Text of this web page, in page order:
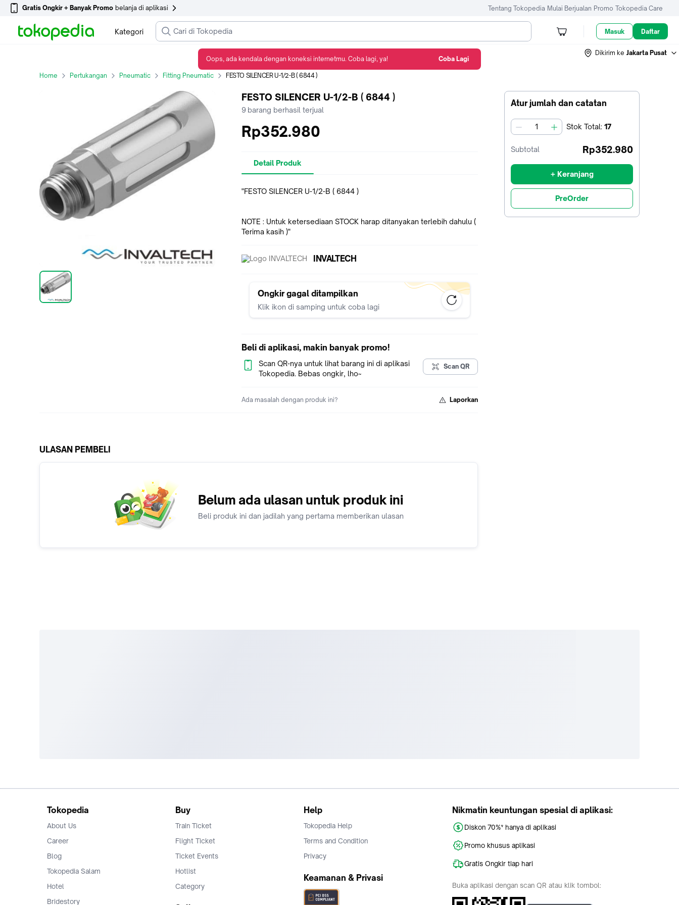
Gratis Ongkir + Banyak Promo belanja di aplikasi Tentang Tokopedia Mulai Berjualan Promo Tokopedia Care
Kategori Masuk Daftar
Dikirim ke Jakarta Pusat
Home Pertukangan Pneumatic Fitting Pneumatic FESTO SILENCER U-1/2-B ( 6844 )
Atur jumlah dan catatan
jumlah Stok Total: 17
Subtotal Rp352.980
+ Keranjang
PreOrder
FESTO SILENCER U-1/2-B ( 6844 )
9 barang berhasil terjual
Rp352.980
Detail Produk
"FESTO SILENCER U-1/2-B ( 6844 )
NOTE : Untuk ketersediaan STOCK harap ditanyakan terlebih dahulu (
Terima kasih )"
INVALTECH
Ongkir gagal ditampilkan
Klik ikon di samping untuk coba lagi
Beli di aplikasi, makin banyak promo!
Scan QR-nya untuk lihat barang ini di aplikasi
Tokopedia. Bebas ongkir, lho~
Scan QR
Ada masalah dengan produk ini? Laporkan
ULASAN PEMBELI
Belum ada ulasan untuk produk ini
Beli produk ini dan jadilah yang pertama memberikan ulasan
Tokopedia
About Us
Career
Blog
Tokopedia Salam
Hotel
Bridestory
Buy
Train Ticket
Flight Ticket
Ticket Events
Hotlist
Category
Help
Tokopedia Help
Terms and Condition
Privacy
Keamanan & Privasi
Nikmatin keuntungan spesial di aplikasi:
Diskon 70%* hanya di aplikasi
Promo khusus aplikasi
Gratis Ongkir tiap hari
Buka aplikasi dengan scan QR atau klik tombol:
Oops, ada kendala dengan koneksi internetmu. Coba lagi, ya! Coba Lagi